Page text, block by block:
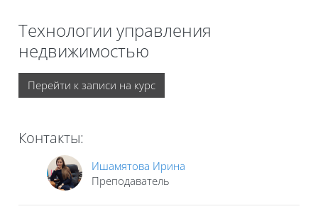
Технологии управления
недвижимостью
Перейти к записи на курс
Контакты:
Ишамятова Ирина
Преподаватель